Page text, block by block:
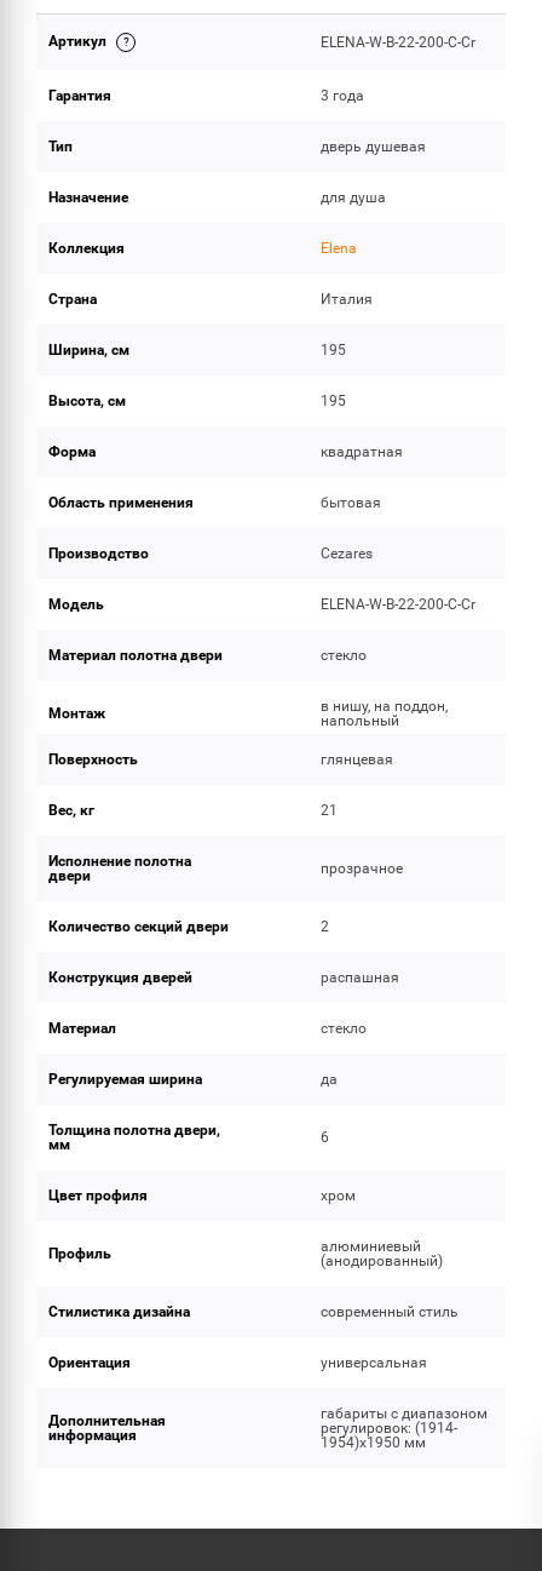
ОБЪЕМ ПОСТАВКИ
Артикул ELENA-W-B-22-200-C-Cr
Гарантия 3 года
Тип дверь душевая
Назначение для душа
Коллекция Elena
Страна Италия
Ширина, см 195
Высота, см 195
Форма квадратная
Область применения бытовая
Производство Cezares
Модель ELENA-W-B-22-200-C-Cr
Материал полотна двери стекло
Монтаж
в нишу, на поддон,
напольный
Поверхность глянцевая
Вес, кг 21
Исполнение полотна
двери
прозрачное
Количество секций двери 2
Конструкция дверей распашная
Материал стекло
Регулируемая ширина да
Толщина полотна двери,
мм
6
Цвет профиля хром
Профиль
алюминиевый
(анодированный)
Стилистика дизайна современный стиль
Ориентация универсальная
Дополнительная
информация
габариты с диапазоном
регулировок: (1914-
1954)x1950 мм